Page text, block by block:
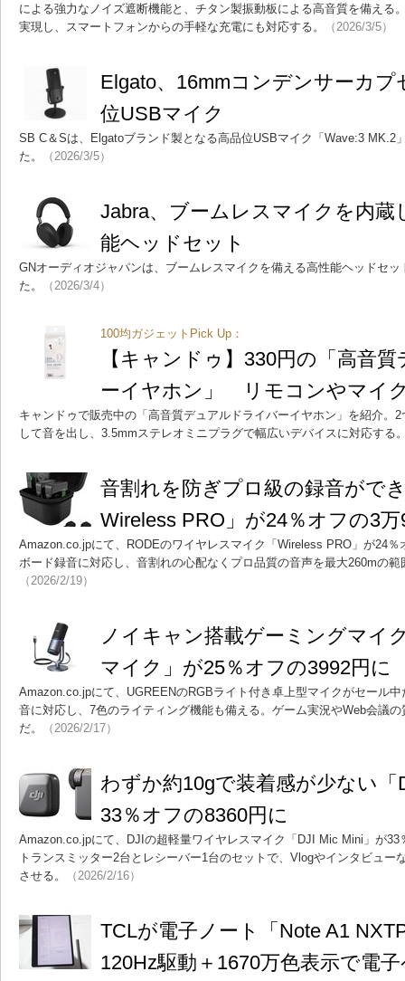
による強力なノイズ遮断機能と、チタン製振動板による高音質を備える
実現し、スマートフォンからの手軽な充電にも対応する。
（2026/3/5）
Elgato、16mmコンデンサーカ
位USBマイク
SB C＆Sは、Elgatoブランド製となる高品位USBマイク「Wave:3 MK.2
た。
（2026/3/5）
Jabra、ブームレスマイクを内蔵
能ヘッドセット
GNオーディオジャパンは、ブームレスマイクを備える高性能ヘッドセ
た。
（2026/3/4）
100均ガジェットPick Up：
【キャンドゥ】330円の「高音
ーイヤホン」 リモコンやマイ
キャンドゥで販売中の「高音質デュアルドライバーイヤホン」を紹介。
して音を出し、3.5mmステレオミニプラグで幅広いデバイスに対応する
音割れを防ぎプロ級の録音がで
Wireless PRO」が24％オフの3
Amazon.co.jpにて、RODEのワイヤレスマイク「Wireless PRO」が24
ボード録音に対応し、音割れの心配なくプロ品質の音声を最大260mの
（2026/2/19）
ノイキャン搭載ゲーミングマイ
マイク」が25％オフの3992円に
Amazon.co.jpにて、UGREENのRGBライト付き卓上型マイクがセール
音に対応し、7色のライティング機能も備える。ゲーム実況やWeb会議
だ。
（2026/2/17）
わずか約10gで装着感が少ない「
33％オフの8360円に
Amazon.co.jpにて、DJIの超軽量ワイヤレスマイク「DJI Mic Mini」が33
トランスミッター2台とレシーバー1台のセットで、Vlogやインタビュー
させる。
（2026/2/16）
TCLが電子ノート「Note A1
120Hz駆動＋1670万色表示で電